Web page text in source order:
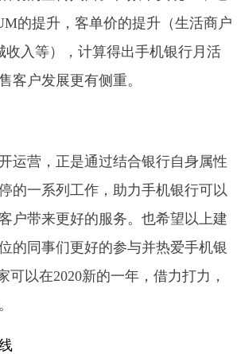
的提升，客单价的提升（生活商户
收入等），计算得出手机银行月活
客户发展更有侧重。
运营，正是通过结合银行自身属性
的一系列工作，助力手机银行可以
户带来更好的服务。也希望以上建
的同事们更好的参与并热爱手机银
可以在2020新的一年，借力打力，